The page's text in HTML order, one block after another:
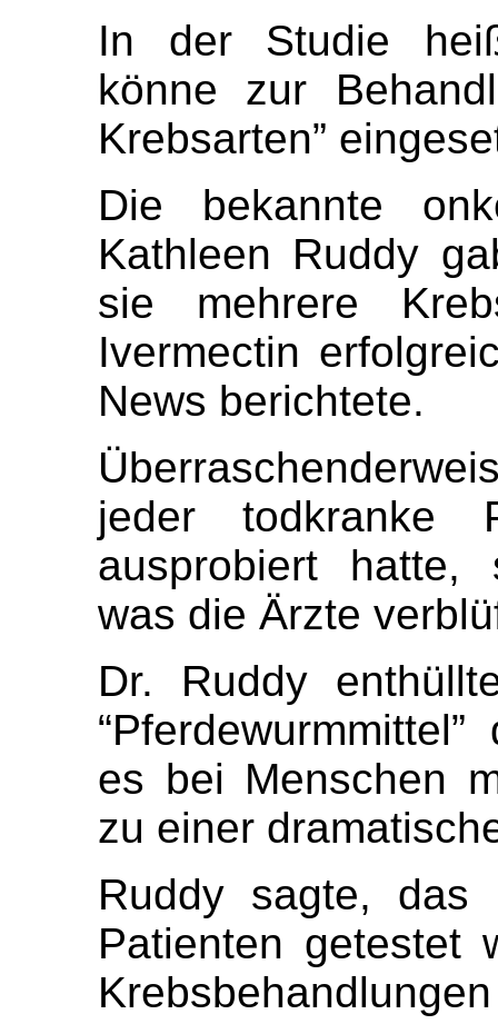
In der Studie
könne zur
Krebsarten”
Die bekannte
Kathleen Ruddy
sie mehrere
Ivermectin
News berichtete.
jeder todkranke
ausprobiert hatte,
was die Ärzte
Dr. Ruddy
es bei Menschen
zu einer
Ruddy sagte, das
Patienten getestet